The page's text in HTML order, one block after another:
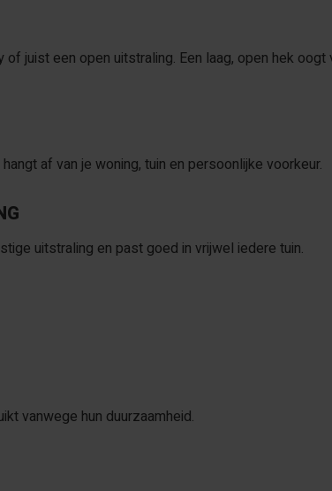
juist een open uitstraling. Een laag, open hek
af van je woning, tuin en persoonlijke voorkeur.
uitstraling en past goed in vrijwel iedere tuin.
vanwege hun duurzaamheid.